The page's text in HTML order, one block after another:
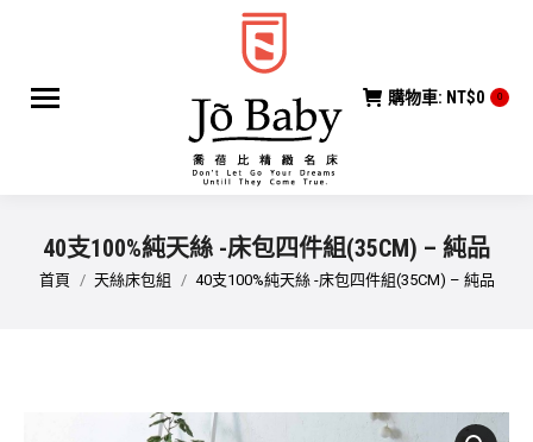
購物車: NT$0 0
40支100%純天絲 -床包四件組(35CM) – 純品
您在這裡：
首頁 天絲床包組 40支100%純天絲 -床包四件組(35CM) – 純品